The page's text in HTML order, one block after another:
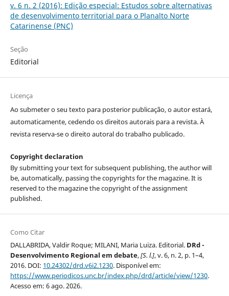
v. 6 n. 2 (2016): Edição especial: Estudos sobre alternativas
de desenvolvimento territorial para o Planalto Norte
Catarinense (PNC)
Seção
Editorial
Licença
Ao submeter o seu texto para posterior publicação, o autor estará,
automaticamente, cedendo os direitos autorais para a revista. À
revista reserva-se o direito autoral do trabalho publicado.
Copyright declaration
By submitting your text for subsequent publishing, the author will
be, automatically, passing the copyrights for the magazine. It is
reserved to the magazine the copyright of the assignment
published.
Como Citar
DALLABRIDA, Valdir Roque; MILANI, Maria Luiza. Editorial. DRd -
Desenvolvimento Regional em debate,[S. l.], v. 6, n. 2, p. 1–4,
2016. DOI: 10.24302/drd.v6i2.1230. Disponível em:
https://www.periodicos.unc.br/index.php/drd/article/view/1230.
Acesso em: 6 ago. 2026.